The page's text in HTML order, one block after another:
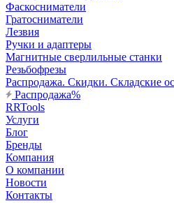
Фаскосниматели
Гратосниматели
Лезвия
Ручки и адаптеры
Магнитные сверлильные станки
Резьбофрезы
Распродажа. Скидки. Складские
Распродажа%
RRTools
Услуги
Блог
Бренды
Компания
О компании
Новости
Контакты